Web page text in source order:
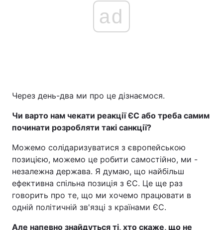
ad
Через день-два ми про це дізнаємося.
Чи варто нам чекати реакції ЄС або треба самим
починати розробляти такі санкції?
Можемо солідаризуватися з європейською
позицією, можемо це робити самостійно, ми -
незалежна держава. Я думаю, що найбільш
ефективна спільна позиція з ЄС. Це ще раз
говорить про те, що ми хочемо працювати в
одній політичній зв'язці з країнами ЄС.
Але напевно знайдуться ті, хто скаже, що не